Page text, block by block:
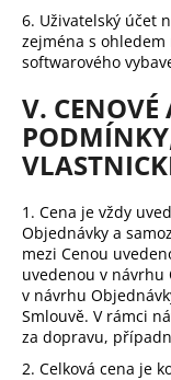
6. Uživatelský účet
zejména s
softwarového
V.
1. Cena je vždy
Objednávky a
mezi Cenou
uvedenou v návrhu
v návrhu
Smlouvě. V rámci
za dopravu,
2. Celková cena je